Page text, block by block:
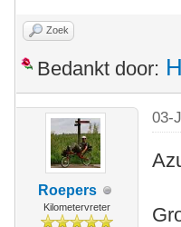
Zoek
Bedankt door:
Roepers
Kilometervreter
03-